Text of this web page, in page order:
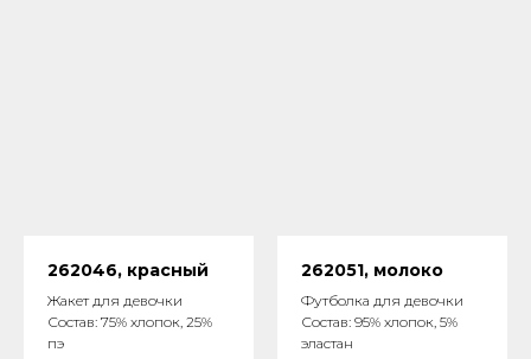
262046, красный
Жакет для девочки
Состав: 75% хлопок, 25%
пэ
262051, молоко
Футболка для девочки
Состав: 95% хлопок, 5%
эластан